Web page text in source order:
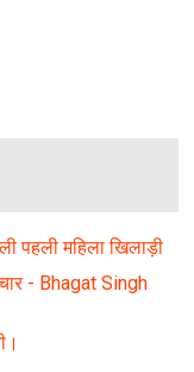
पहली महिला खिलाड़ी
- Bhagat Singh